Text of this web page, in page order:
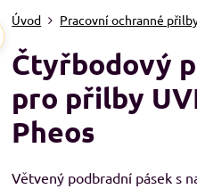
Úvod Pracovní ochranné
Čtyřbodový
pro přilby
Pheos
Větvený podbradní pásek s